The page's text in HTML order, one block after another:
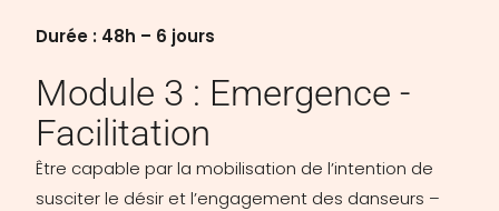
Durée : 48h – 6 jours
Module 3 : Emergence -
Facilitation
Être capable par la mobilisation de l’intention de
susciter le désir et l’engagement des danseurs –